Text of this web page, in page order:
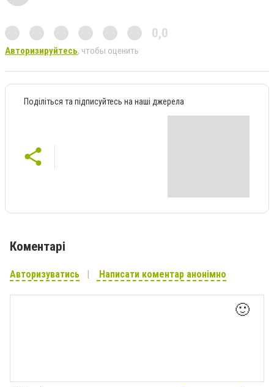
0,0
Авторизируйтесь, чтобы оценить
Поділіться та підписуйтесь на наші джерела
Коментарі
Авторизуватись Написати коментар анонімно
🙂